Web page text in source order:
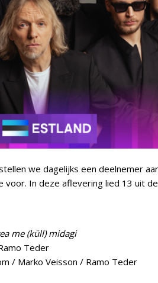
we dagelijks een deelnemer
voor. In deze aflevering lied 13 uit
me (küll) midagi
Teder
/ Marko Veisson / Ramo Teder